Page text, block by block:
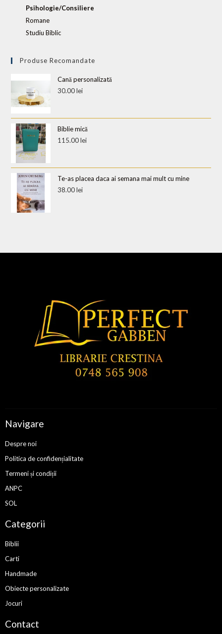
Psihologie/Consiliere
Romane
Studiu Biblic
Produse Recomandate
Cană personalizată
30.00lei
Biblie mică
115.00lei
Te-as placea daca ai semana mai mult cu mine
38.00lei
Navigare
Despre noi
Politica de confidențialitate
Termeni și condiții
ANPC
SOL
Categorii
Biblii
Carti
Handmade
Obiecte personalizate
Jocuri
Contact